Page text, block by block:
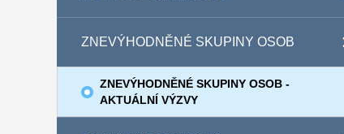
ZNEVÝHODNĚNÉ SKUPINY OSOB
ZNEVÝHODNĚNÉ SKUPINY OSOB -
AKTUÁLNÍ VÝZVY